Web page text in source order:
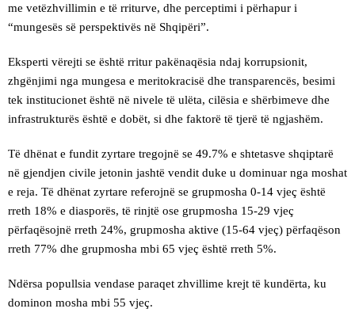
me vetëzhvillimin e të rriturve, dhe perceptimi i përhapur i
“mungesës së perspektivës në Shqipëri”.
Eksperti vërejti se është rritur pakënaqësia ndaj korrupsionit,
zhgënjimi nga mungesa e meritokracisë dhe transparencës, besimi
tek institucionet është në nivele të ulëta, cilësia e shërbimeve dhe
infrastrukturës është e dobët, si dhe faktorë të tjerë të ngjashëm.
Të dhënat e fundit zyrtare tregojnë se 49.7% e shtetasve shqiptarë
në gjendjen civile jetonin jashtë vendit duke u dominuar nga moshat
e reja. Të dhënat zyrtare referojnë se grupmosha 0-14 vjeç është
rreth 18% e diasporës, të rinjtë ose grupmosha 15-29 vjeç
përfaqësojnë rreth 24%, grupmosha aktive (15-64 vjeç) përfaqëson
rreth 77% dhe grupmosha mbi 65 vjeç është rreth 5%.
Ndërsa popullsia vendase paraqet zhvillime krejt të kundërta, ku
dominon mosha mbi 55 vjeç.